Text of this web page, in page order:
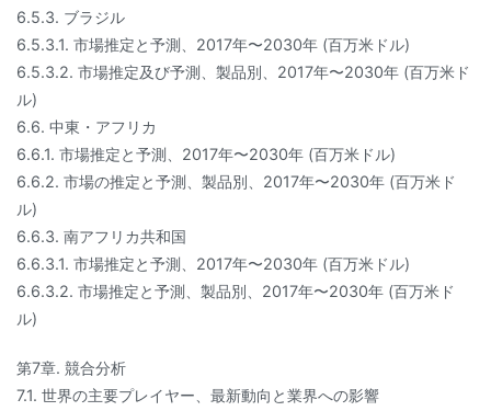
6.5.3. ブラジル
6.5.3.1. 市場推定と予測、2017年〜2030年 (百万米ドル)
6.5.3.2. 市場推定及び予測、製品別、2017年〜2030年 (百万米ド
ル)
6.6. 中東・アフリカ
6.6.1. 市場推定と予測、2017年〜2030年 (百万米ドル)
6.6.2. 市場の推定と予測、製品別、2017年〜2030年 (百万米ド
ル)
6.6.3. 南アフリカ共和国
6.6.3.1. 市場推定と予測、2017年〜2030年 (百万米ドル)
6.6.3.2. 市場推定と予測、製品別、2017年〜2030年 (百万米ド
ル)
第7章. 競合分析
7.1. 世界の主要プレイヤー、最新動向と業界への影響